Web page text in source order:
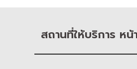
สถานที่ให้บริการ หน้